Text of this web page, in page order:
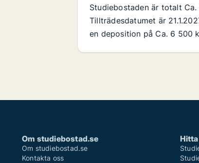
Studiebostaden är totalt
Tillträdesdatumet är
en deposition på Ca. 6 500
Om studiebostad.se
Om studiebostad.se
Kontakta oss